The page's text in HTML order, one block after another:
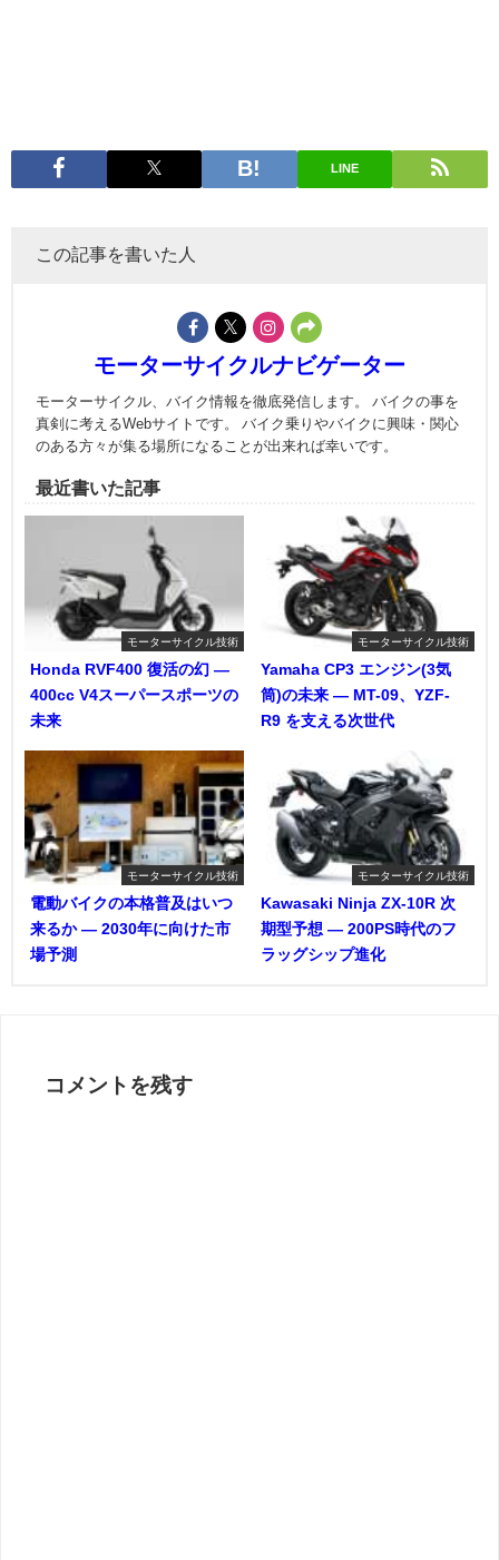
LINE
この記事を書いた人
モーターサイクルナビゲーター
モーターサイクル、バイク情報を徹底発信します。 バイクの事を
真剣に考えるWebサイトです。 バイク乗りやバイクに興味・関心
のある方々が集る場所になることが出来れば幸いです。
最近書いた記事
モーターサイクル技術
Honda RVF400 復活の幻 ―
400cc V4スーパースポーツの
未来
モーターサイクル技術
Yamaha CP3 エンジン(3気
筒)の未来 ― MT-09、YZF-
R9 を支える次世代
モーターサイクル技術
電動バイクの本格普及はいつ
来るか ― 2030年に向けた市
場予測
モーターサイクル技術
Kawasaki Ninja ZX-10R 次
期型予想 ― 200PS時代のフ
ラッグシップ進化
コメントを残す